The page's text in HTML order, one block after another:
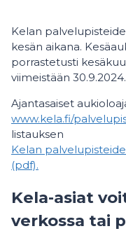
Kelan
kesän aikana.
porrastetusti
viimeistään 30.9.2024.
Ajantasaiset
www.kela.fi/
listauksen
Kelan
(pdf).
Kela-asiat
verkossa tai